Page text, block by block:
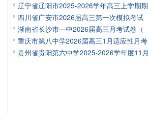
辽宁省辽阳市2025-2026学年高三上学期期
四川省广安市2026届高三第一次模拟考试
湖南省长沙市一中2026届高三月考试卷（
重庆市第八中学2026届高三1月适应性月考
贵州省贵阳第六中学2025-2026学年度11月